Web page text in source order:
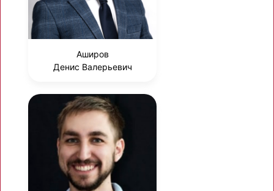
Аширов
Денис Валерьевич